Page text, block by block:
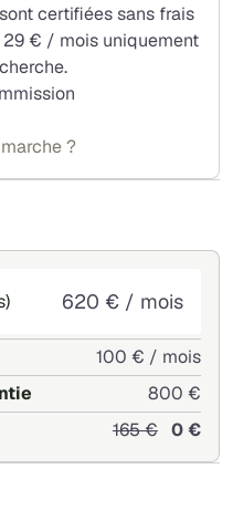
620 € / mois
100 € / mois
800 €
165 € 0 €
certifiées sans frais
€ / mois uniquement
?